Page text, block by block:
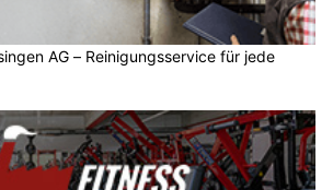
AG – Reinigungsservice für jede